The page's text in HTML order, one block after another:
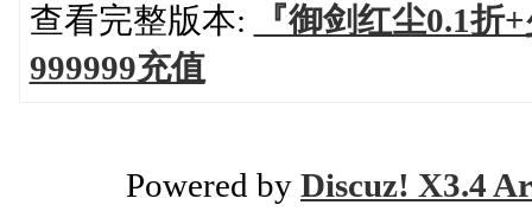
查看完整版本:
『御剑红尘0.1折
999999充值
Powered by Discuz! X3.4